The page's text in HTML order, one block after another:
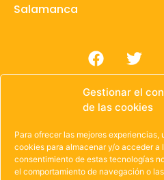
Gestionar el
de las cookies
Para ofrecer las mejores
cookies para almacenar y/o acceder a
consentimiento de estas tecnologías
el comportamiento de navegación o
Salamanca
© 1985 – 2021 | OWEN
Trabajo de